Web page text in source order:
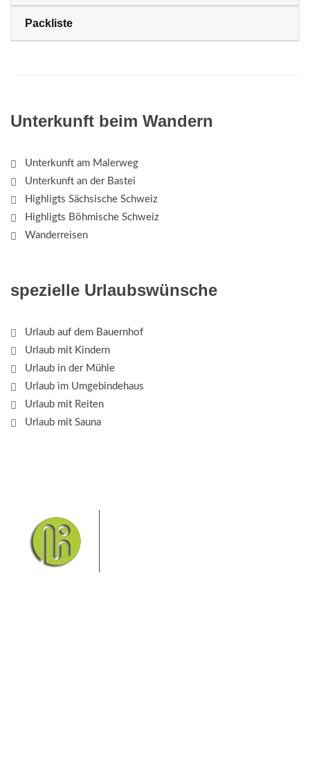
Packliste
Unterkunft beim Wandern
Unterkunft am Malerweg
Unterkunft an der Bastei
Highligts Sächsische Schweiz
Highligts Böhmische Schweiz
Wanderreisen
spezielle Urlaubswünsche
Urlaub auf dem Bauernhof
Urlaub mit Kindern
Urlaub in der Mühle
Urlaub im Umgebindehaus
Urlaub mit Reiten
Urlaub mit Sauna